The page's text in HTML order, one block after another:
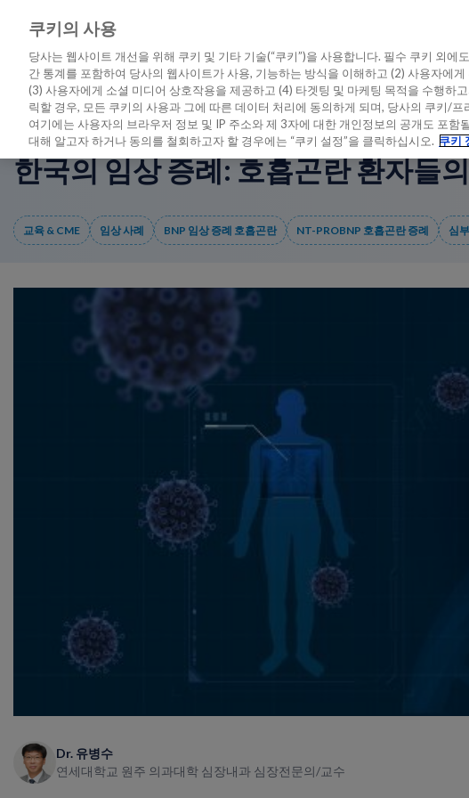
한국의 임상 증례: 호흡곤란 환자들의 감별 진단을 위한 NT-proBNP
한국의 임상 증례: 호흡곤란 환자들
교육 & CME 임상 사례 BNP 임상 증례 호흡곤란 NT-PROBNP 호흡곤란 증례 심
Dr. 유병수
연세대학교 원주 의과대학 심장내과 심장전문의/교수
쿠키의 사용
당사는 웹사이트 개선을 위해 쿠키 및 기타 기술(“쿠키”)을 사용합니다. 필수 쿠키 외에
간 통계를 포함하여 당사의 웹사이트가 사용, 기능하는 방식을 이해하고 (2) 사용자에
(3) 사용자에게 소셜 미디어 상호작용을 제공하고 (4) 타겟팅 및 마케팅 목적을 수행하
릭할 경우, 모든 쿠키의 사용과 그에 따른 데이터 처리에 동의하게 되며, 당사의 쿠키/
여기에는 사용자의 브라우저 정보 및 IP 주소와 제 3자에 대한 개인정보의 공개도 포함
대해 알고자 하거나 동의를 철회하고자 할 경우에는 “쿠키 설정”을 클릭하십시오. 쿠키